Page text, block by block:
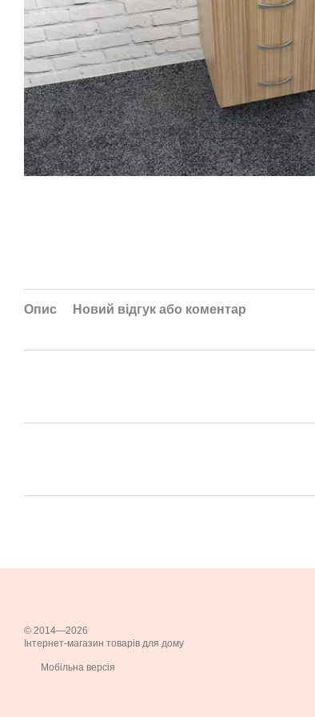
Опис Новий відгук або коментар
© 2014—2026
Інтернет-магазин товарів для дому
Мобільна версія